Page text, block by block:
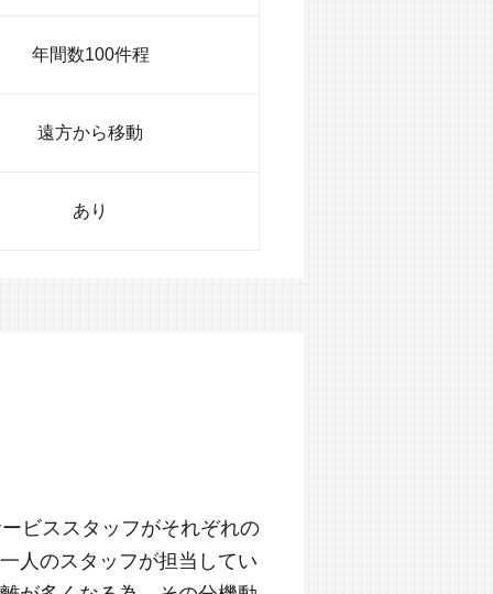
年間数100件程
遠方から移動
あり
ビススタッフがそれぞれの
人のスタッフが担当してい